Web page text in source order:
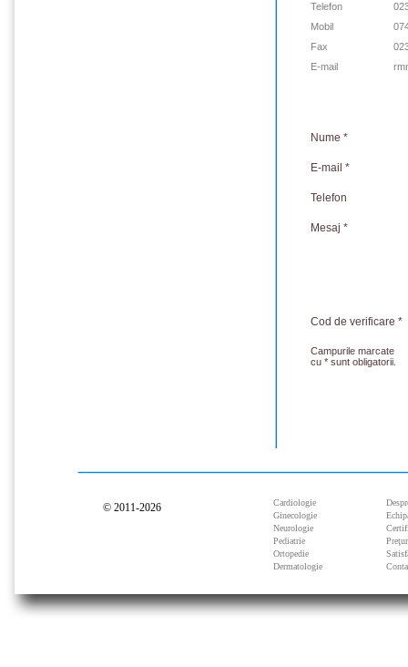
Telefon
Mobil
Fax
E-mail
Nume *
E-mail *
Telefon
Mesaj *
Cod de verificare *
Campurile marcate
cu * sunt obligatorii.
© 2011-2026
Cardiologie
Ginecologie
Neurologie
Pediatrie
Ortopedie
Dermatologie